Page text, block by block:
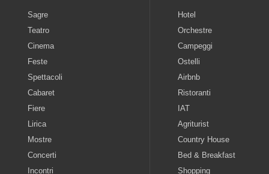
Sagre
Teatro
Cinema
Feste
Spettacoli
Cabaret
Fiere
Lirica
Mostre
Concerti
Incontri
Hotel
Orchestre
Campeggi
Ostelli
Airbnb
Ristoranti
IAT
Agriturist
Country House
Bed & Breakfast
Shopping